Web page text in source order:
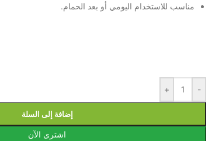
مناسب للاستخدام اليومي أو بعد الحمام.
-
+
إضافة إلى السلة
اشترى الآن